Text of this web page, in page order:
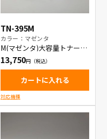
TN-395M
カラー：マゼンタ
M(マゼンタ)大容量トナーカ
ートリッジ
13,750
カートに入れる
対応機種